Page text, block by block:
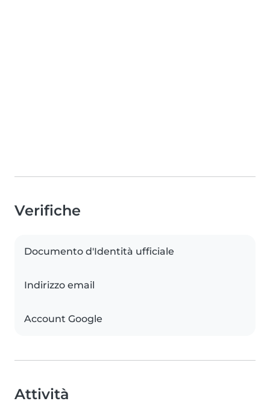
Verifiche
Documento d'Identità ufficiale
Indirizzo email
Account Google
Attività